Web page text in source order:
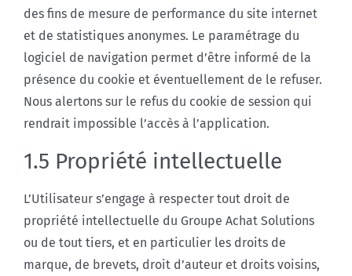
des fins de mesure de performance du site internet
et de statistiques anonymes. Le paramétrage du
logiciel de navigation permet d’être informé de la
présence du cookie et éventuellement de le refuser.
Nous alertons sur le refus du cookie de session qui
rendrait impossible l’accès à l’application.
1.5 Propriété intellectuelle
L’Utilisateur s’engage à respecter tout droit de
propriété intellectuelle du Groupe Achat Solutions
ou de tout tiers, et en particulier les droits de
marque, de brevets, droit d’auteur et droits voisins,